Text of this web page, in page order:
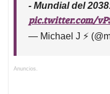
- Mundial del
pic.twitter.com/
— Michael J ⚡
Anuncios.